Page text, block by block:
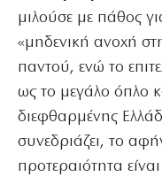
μιλούσε με πάθος
«μηδενική ανοχή
παντού, ενώ το
ως το μεγάλο όπλο
διεφθαρμένης
συνεδριάζει, το
προτεραιότητα